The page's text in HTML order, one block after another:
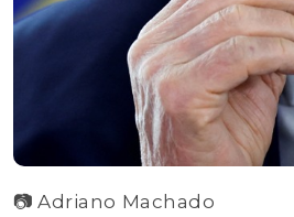
📷 Adriano Machado